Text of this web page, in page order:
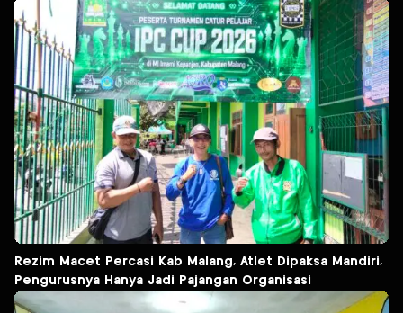
Rezim Macet Percasi Kab Malang, Atlet Dipaksa Mandiri,
Pengurusnya Hanya Jadi Pajangan Organisasi